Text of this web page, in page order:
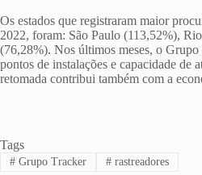
Os estados que registraram maior
2022, foram: São Paulo (113,52%),
(76,28%). Nos últimos meses, o Grupo
pontos de instalações e capacidade de
retomada contribui também com a
Tags
#Grupo Tracker #rastreadores